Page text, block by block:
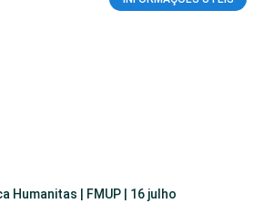
Humanitas | FMUP | 16 julho